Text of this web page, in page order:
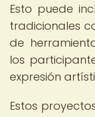
Esto puede
tradicionales
de
los
expresión
Estos